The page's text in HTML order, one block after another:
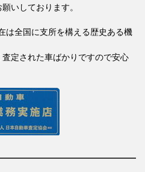
願いしております。
は全国に支所を構える歴史ある機
定された車ばかりですので安心